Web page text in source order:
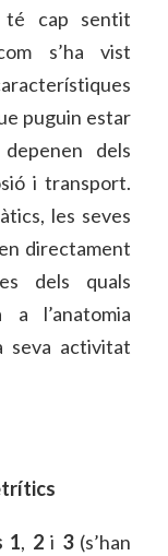
té cap sentit
s’ha vist
puguin estar
dels
i transport.
les seves
directament
dels quals
l’anatomia
seva activitat
1, 2i 3(s’han